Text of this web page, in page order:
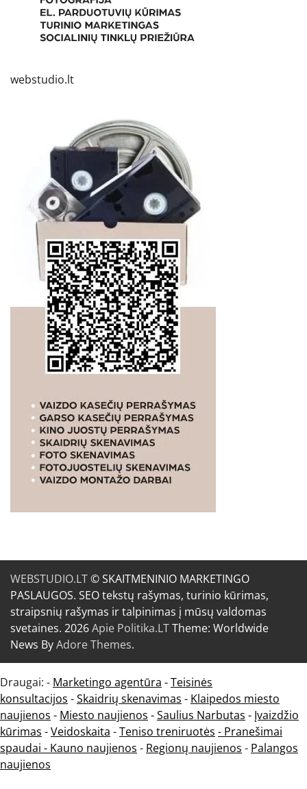
webstudio.lt
WEBSTUDIO.LT© SKAITMENINIO MARKETINGO
PASLAUGOS. SEO tekstų rašymas, turinio kūrimas,
straipsnių rašymas ir talpinimas į mūsų valdomas
svetaines. 2026Apie Politika.LTTheme: Worldwide
News ByAdore Themes.
Draugai: - Marketingo agentūra -Teisinės
konsultacijos -Skaidrių skenavimas - Klaipedos miesto
naujienos - Miesto naujienos -Saulius Narbutas - Įvaizdžio
kūrimas -Veidoskaita -Teniso treniruotės - Pranešimai
spaudai - Kauno naujienos - Regionų naujienos - Palangos
naujienos